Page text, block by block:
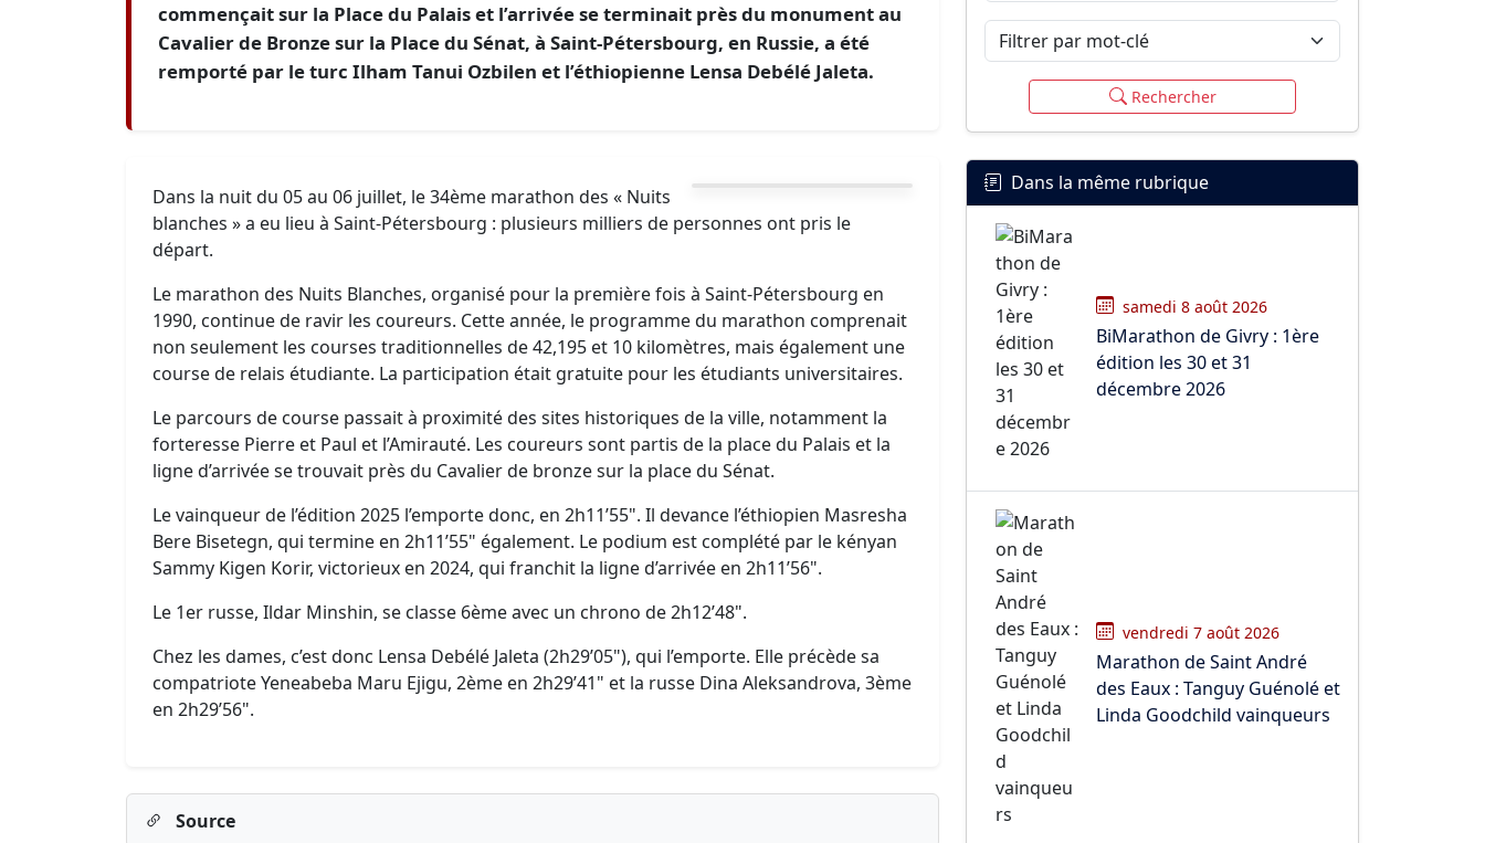
commençait sur la Place du Palais et l’arrivée se terminait près du monument au
Cavalier de Bronze sur la Place du Sénat, à Saint-Pétersbourg, en Russie, a été
remporté par le turc Ilham Tanui Ozbilen et l’éthiopienne Lensa Debélé Jaleta.
Dans la nuit du 05 au 06 juillet, le 34ème marathon des « Nuits
blanches » a eu lieu à Saint-Pétersbourg : plusieurs milliers de personnes ont pris le
départ.
Le marathon des Nuits Blanches, organisé pour la première fois à Saint-Pétersbourg en
1990, continue de ravir les coureurs. Cette année, le programme du marathon comprenait
non seulement les courses traditionnelles de 42,195 et 10 kilomètres, mais également une
course de relais étudiante. La participation était gratuite pour les étudiants universitaires.
Le parcours de course passait à proximité des sites historiques de la ville, notamment la
forteresse Pierre et Paul et l’Amirauté. Les coureurs sont partis de la place du Palais et la
ligne d’arrivée se trouvait près du Cavalier de bronze sur la place du Sénat.
Le vainqueur de l’édition 2025 l’emporte donc, en 2h11’55". Il devance l’éthiopien Masresha
Bere Bisetegn, qui termine en 2h11’55" également. Le podium est complété par le kényan
Sammy Kigen Korir, victorieux en 2024, qui franchit la ligne d’arrivée en 2h11’56".
Le 1er russe, Ildar Minshin, se classe 6ème avec un chrono de 2h12’48".
Chez les dames, c’est donc Lensa Debélé Jaleta (2h29’05"), qui l’emporte. Elle précède sa
compatriote Yeneabeba Maru Ejigu, 2ème en 2h29’41" et la russe Dina Aleksandrova, 3ème
en 2h29’56".
Source
Filtrer par mot-clé
Rechercher
Dans la même rubrique
samedi 8 août 2026
BiMarathon de Givry : 1ère
édition les 30 et 31
décembre 2026
vendredi 7 août 2026
Marathon de Saint André
des Eaux : Tanguy Guénolé et
Linda Goodchild vainqueurs